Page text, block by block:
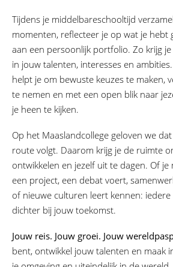
Tijdens je middelbareschooltijd
momenten, reflecteer je op wat je hebt
aan een persoonlijk portfolio. Zo krijg
in jouw talenten, interesses en
helpt je om bewuste keuzes te maken,
te nemen en met een open blik naar
je heen te kijken.
Op het Maaslandcollege geloven we
route volgt. Daarom krijg je de ruimte
ontwikkelen en jezelf uit te dagen. Of je
een project, een debat voert,
of nieuwe culturen leert kennen:
dichter bij jouw toekomst.
Jouw reis. Jouw groei. Jouw
bent, ontwikkel jouw talenten en maak